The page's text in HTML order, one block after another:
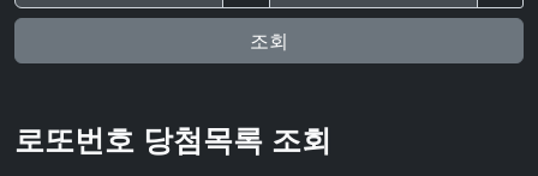
조회
로또번호 당첨목록 조회